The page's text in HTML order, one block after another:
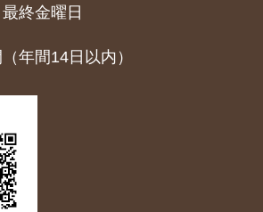
終金曜日
年間14日以内）